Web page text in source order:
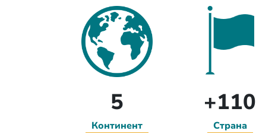
5
Континент
+110
Страна